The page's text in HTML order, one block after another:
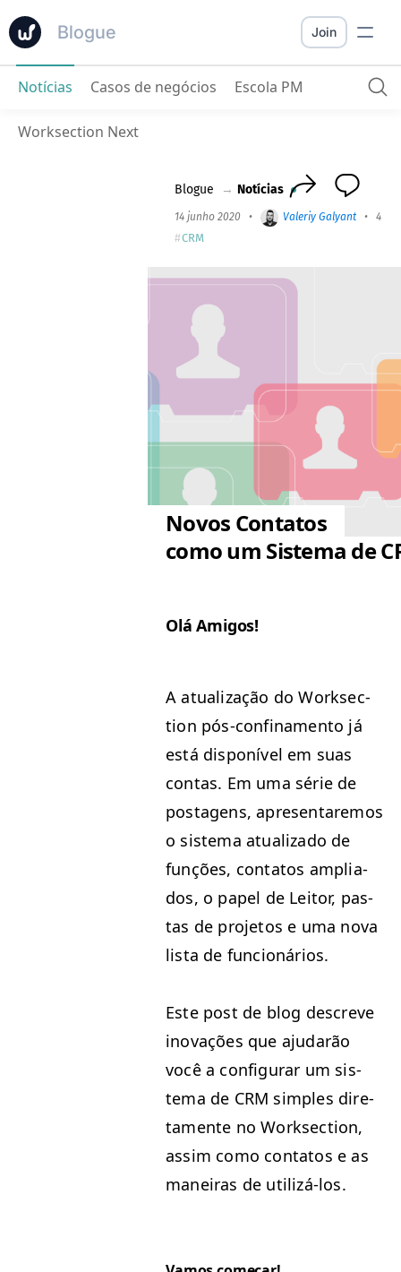
Blogue
Novos Contatos como um Sistema de CRM Simples
Join
Notícias Casos de negócios Escola PM
Worksection Next
Blogue → Notícias
14 junho 2020 • Valeriy Galyant • 4
CRM
Novos Contatos
como um Sistema de
Olá Ami­gos!
A atu­al­iza­ção do Work­sec­
tion pós-con­fi­na­men­to já
está disponív­el em suas
con­tas. Em uma série de
posta­gens, apre­sentare­mos
o sis­tema atu­al­iza­do de
funções, con­tatos ampli­a­
dos, o papel de Leitor, pas­
tas de pro­je­tos e uma nova
lista de funcionários.
Este post de blog descreve
ino­vações que aju­darão
você a con­fig­u­rar um sis­
tema de CRM sim­ples dire­
ta­mente no Work­sec­tion,
assim como con­tatos e as
maneiras de utilizá-los.